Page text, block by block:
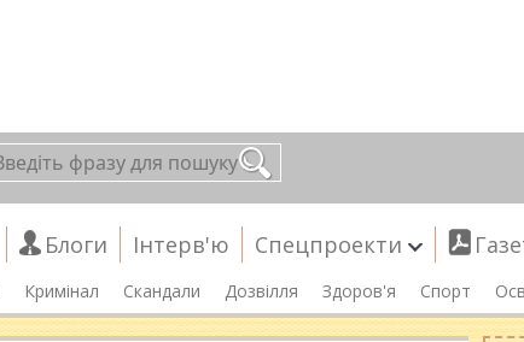
Блоги Інтерв'ю Спецпроекти
Кримінал Скандали Дозвілля Здоров'я Спорт